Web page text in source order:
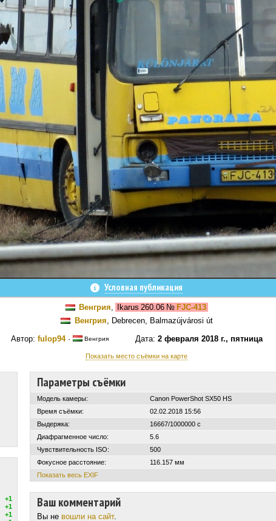
Условная публикация
Венгрия, Ikarus 260.06№ FJC-413
Венгрия, Debrecen, Balmazújvárosi út
Автор: fulop94· ВенгрияДата: 2 февраля 2018 г., пятница
Показать место съёмки на карте
+1
+1
+1
Параметры съёмки
Модель камеры:
Canon PowerShot SX50 HS
Время съёмки:
02.02.2018 15:56
Выдержка:
16667/1000000 с
Диафрагменное число:
5.6
Чувствительность ISO:
500
Фокусное расстояние:
116.157 мм
Показать весь EXIF
Ваш комментарий
Вы не вошли на сайт.